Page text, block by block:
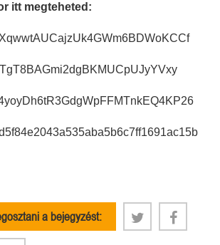
itt megteheted:
a bejegyzést: